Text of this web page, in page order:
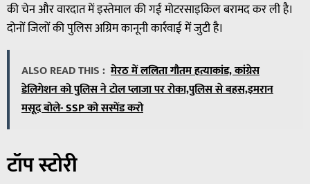
की चेन और वारदात में इस्तेमाल की गई मोटरसाइकिल बरामद कर ली है।
दोनों जिलों की पुलिस अग्रिम कानूनी कार्रवाई में जुटी है।
ALSO READ THIS : मेरठ में ललिता गौतम हत्याकांड, कांग्रेस
डेलिगेशन को पुलिस ने टोल प्लाजा पर रोका,पुलिस से बहस,इमरान
मसूद बोले- SSP को सस्पेंड करो
टॉप स्टोरी